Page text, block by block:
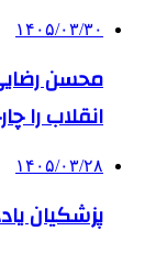
۱۴۰۵/۰۳/۳۰
محسن
انقلاب را
۱۴۰۵/۰۳/۲۸
پزشکیان